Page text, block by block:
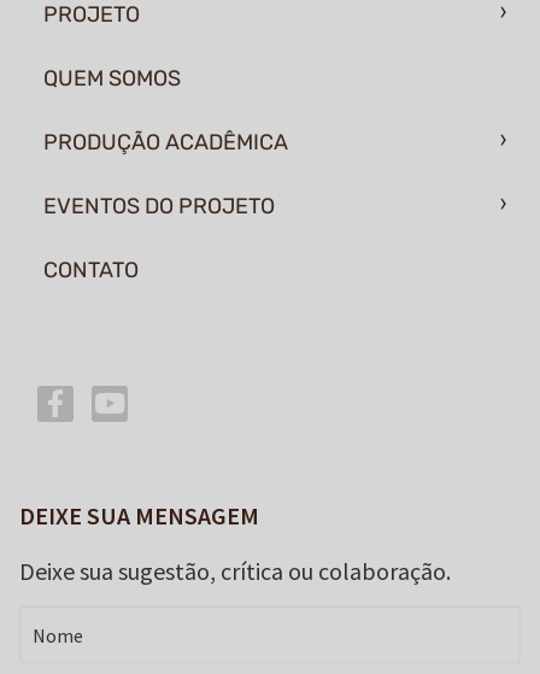
PROJETO
QUEM SOMOS
PRODUÇÃO ACADÊMICA
EVENTOS DO PROJETO
CONTATO
DEIXE SUA MENSAGEM
Deixe sua sugestão, crítica ou colaboração.